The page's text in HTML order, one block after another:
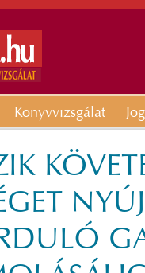
Könyvvizsgálat